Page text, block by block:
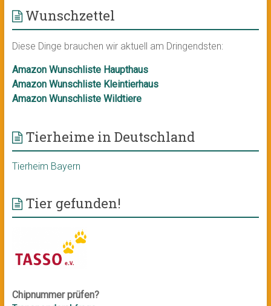
Wunschzettel
Diese Dinge brauchen wir aktuell am Dringendsten:
Amazon Wunschliste Haupthaus
Amazon Wunschliste Kleintierhaus
Amazon Wunschliste Wildtiere
Tierheime in Deutschland
Tierheim Bayern
Tier gefunden!
Chipnummer prüfen?